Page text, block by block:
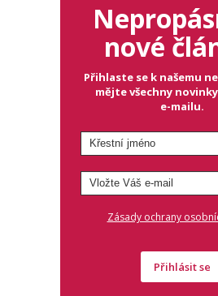
nové
Přihlaste se k našemu
mějte všechny novinky
e-mailu.
Zásady ochrany
Přihlásit se